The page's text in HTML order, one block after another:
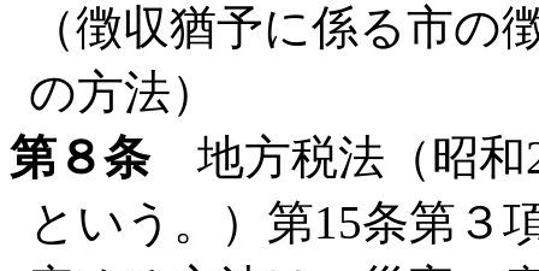
（徴収猶予に係る市の
の方法）
第８条地方税法（昭和
という。）第15条第３